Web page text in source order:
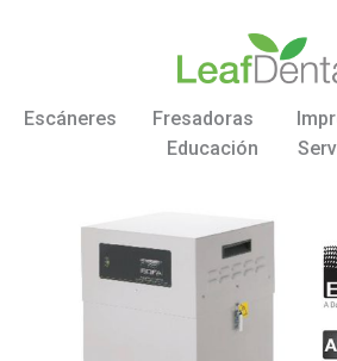
Escáneres Fresadoras
Educación